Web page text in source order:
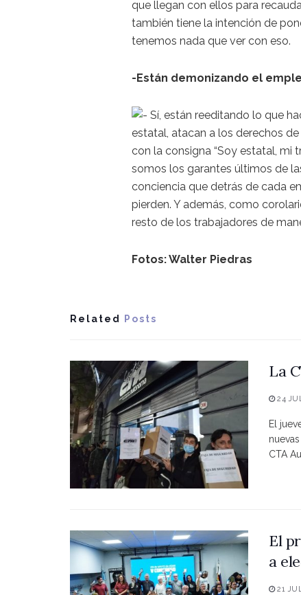
que llegan con ellos para
también tiene la intención de
tenemos nada que ver con eso.
-Están demonizando el
Sí, están reeditando lo que
estatal, atacan a los derechos
con la consigna “Soy estatal, mi
somos los garantes últimos de
conciencia que detrás de cada
pierden. Y además, como
resto de los trabajadores de
Fotos: Walter Piedras
Related Posts
La
24
El
CTA
El
a
21